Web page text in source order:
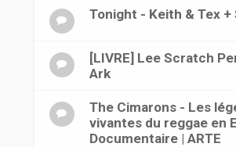
Tonight - Keith & Tex +
[LIVRE] Lee Scratch
Ark
The Cimarons - Les
vivantes du reggae en
Documentaire | ARTE